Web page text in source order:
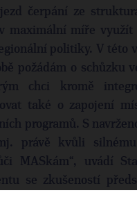
čerpání ze
maximální míře
politiky. V této
požádám o schůzku
chci kromě
také o zapojení
programů. S
právě kvůli
MASkám“, uvádí
se zkušeností